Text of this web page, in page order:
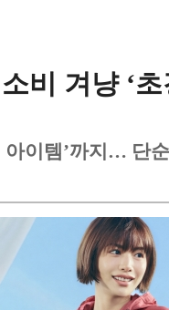
비 겨냥 ‘
아이템’까지… 단